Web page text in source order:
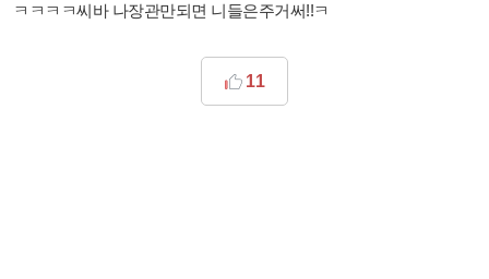
ㅋㅋㅋㅋ씨바 나장관만되면 니들은주거써!!ㅋ
11